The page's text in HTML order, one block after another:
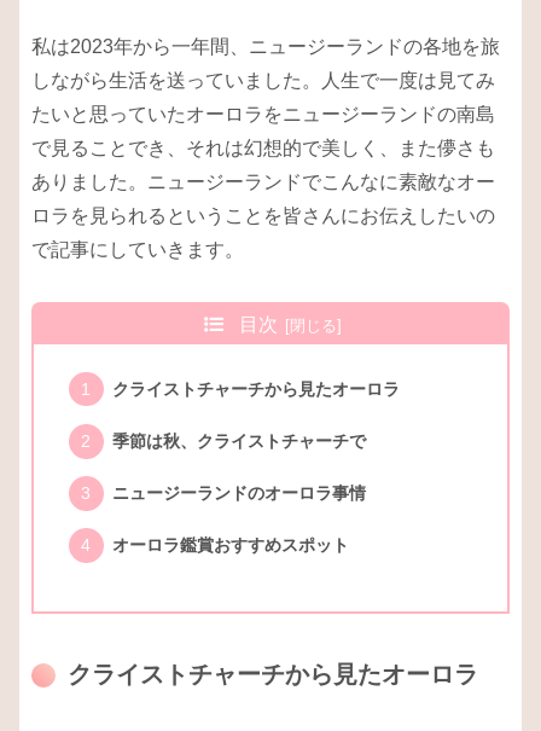
私は2023年から一年間、ニュージーランドの各地を旅
しながら生活を送っていました。人生で一度は見てみ
たいと思っていたオーロラをニュージーランドの南島
で見ることでき、それは幻想的で美しく、また儚さも
ありました。ニュージーランドでこんなに素敵なオー
ロラを見られるということを皆さんにお伝えしたいの
で記事にしていきます。
目次
クライストチャーチから見たオーロラ
季節は秋、クライストチャーチで
ニュージーランドのオーロラ事情
オーロラ鑑賞おすすめスポット
クライストチャーチから見たオーロラ